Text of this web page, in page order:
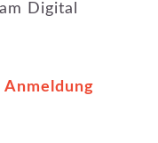
Digital
g